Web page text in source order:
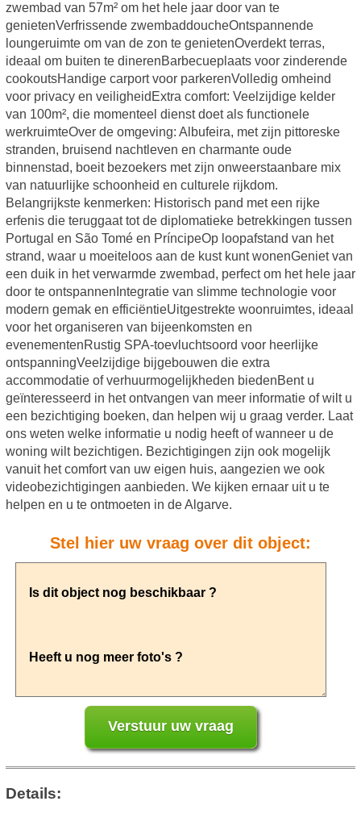
zwembad van 57m² om het hele jaar door van te
genietenVerfrissende zwembaddoucheOntspannende
loungeruimte om van de zon te genietenOverdekt terras,
ideaal om buiten te dinerenBarbecueplaats voor zinderende
cookoutsHandige carport voor parkerenVolledig omheind
voor privacy en veiligheidExtra comfort: Veelzijdige kelder
van 100m², die momenteel dienst doet als functionele
werkruimteOver de omgeving: Albufeira, met zijn pittoreske
stranden, bruisend nachtleven en charmante oude
binnenstad, boeit bezoekers met zijn onweerstaanbare mix
van natuurlijke schoonheid en culturele rijkdom.
Belangrijkste kenmerken: Historisch pand met een rijke
erfenis die teruggaat tot de diplomatieke betrekkingen tussen
Portugal en São Tomé en PríncipeOp loopafstand van het
strand, waar u moeiteloos aan de kust kunt wonenGeniet van
een duik in het verwarmde zwembad, perfect om het hele jaar
door te ontspannenIntegratie van slimme technologie voor
modern gemak en efficiëntieUitgestrekte woonruimtes, ideaal
voor het organiseren van bijeenkomsten en
evenementenRustig SPA-toevluchtsoord voor heerlijke
ontspanningVeelzijdige bijgebouwen die extra
accommodatie of verhuurmogelijkheden biedenBent u
geïnteresseerd in het ontvangen van meer informatie of wilt u
een bezichtiging boeken, dan helpen wij u graag verder. Laat
ons weten welke informatie u nodig heeft of wanneer u de
woning wilt bezichtigen. Bezichtigingen zijn ook mogelijk
vanuit het comfort van uw eigen huis, aangezien we ook
videobezichtigingen aanbieden. We kijken ernaar uit u te
helpen en u te ontmoeten in de Algarve.
Stel hier uw vraag over dit object:
Details: